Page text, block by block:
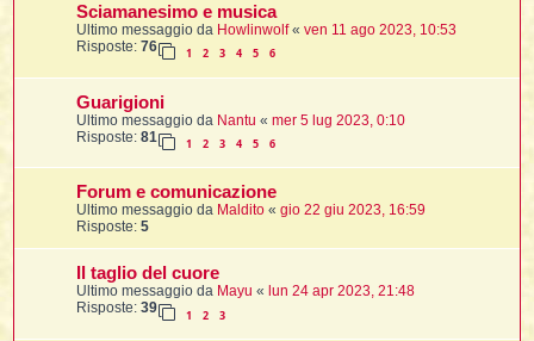
Sciamanesimo e musica
Ultimo messaggio da Howlinwolf«ven 11 ago 2023, 10:53
Risposte:76 1 2 3 4 5 6
Guarigioni
Ultimo messaggio da Nantu «mer 5 lug 2023, 0:10
Risposte:81 1 2 3 4 5 6
Forum e comunicazione
Ultimo messaggio da Maldito «gio 22 giu 2023, 16:59
Risposte:5
Il taglio del cuore
Ultimo messaggio da Mayu « lun 24 apr 2023, 21:48
Risposte:39 1 2 3